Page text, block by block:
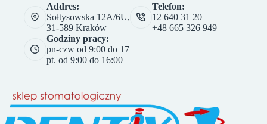
Addres:
Sołtysowska 12A/6U,
31-589 Kraków
Telefon:
12 640 31 20
+48 665 326 949
Godziny pracy:
pn-czw od 9:00 do 17
pt. od 9:00 do 16:00